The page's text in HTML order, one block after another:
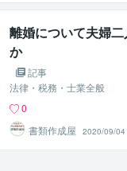
離婚について夫婦
か
記事
法律・税務・士業全般
0
書類作成屋
2020/09/04